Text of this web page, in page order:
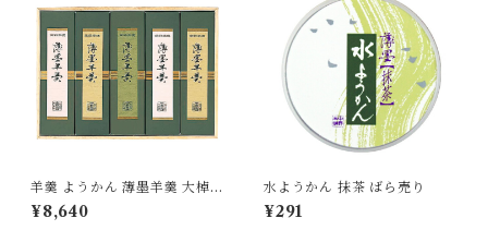
羊羹 ようかん 薄墨羊羹 大棹
桐箱入り 5本 セット
¥8,640
水ようかん 抹茶 ばら売り
¥291